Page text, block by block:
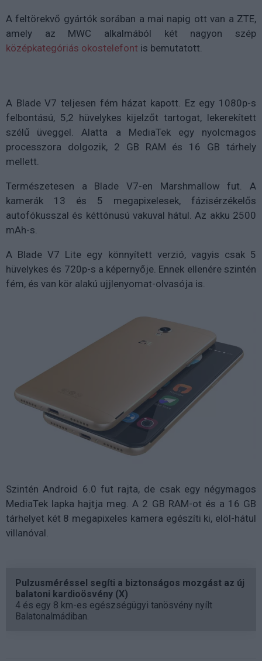
A feltörekvő gyártók sorában a mai napig ott van a ZTE,
amely az MWC alkalmából két nagyon szép
középkategóriás okostelefont is bemutatott.
A Blade V7 teljesen fém házat kapott. Ez egy 1080p-s
felbontású, 5,2 hüvelykes kijelzőt tartogat, lekerekített
szélű üveggel. Alatta a MediaTek egy nyolcmagos
processzora dolgozik, 2 GB RAM és 16 GB tárhely
mellett.
Természetesen a Blade V7-en Marshmallow fut. A
kamerák 13 és 5 megapixelesek, fázisérzékelős
autofókusszal és kéttónusú vakuval hátul. Az akku 2500
mAh-s.
A Blade V7 Lite egy könnyített verzió, vagyis csak 5
hüvelykes és 720p-s a képernyője. Ennek ellenére szintén
fém, és van kör alakú ujjlenyomat-olvasója is.
Szintén Android 6.0 fut rajta, de csak egy négymagos
MediaTek lapka hajtja meg. A 2 GB RAM-ot és a 16 GB
tárhelyet két 8 megapixeles kamera egészíti ki, elöl-hátul
villanóval.
Pulzusméréssel segíti a biztonságos mozgást az új
balatoni kardioösvény (X)
4 és egy 8 km-es egészségügyi tanösvény nyílt
Balatonalmádiban.